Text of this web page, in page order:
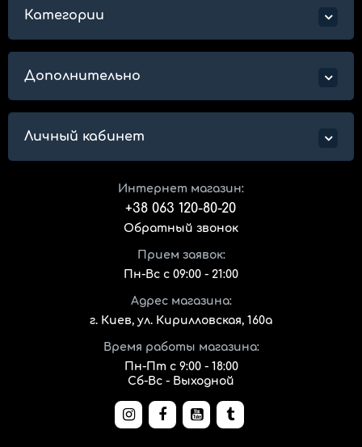
Категории
Дополнительно
Личный кабинет
Интернет магазин:
+38 063 120-80-20
Обратный звонок
Прием заявок:
Пн-Вс с 09:00 - 21:00
Адрес магазина:
г. Киев, ул. Кирилловская, 160а
Время работы магазина:
Пн-Пт с 9:00 - 18:00
Сб-Вс - Выходной